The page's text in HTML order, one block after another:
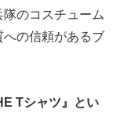
のコスチューム
の信頼があるブ
Tシャツ』とい